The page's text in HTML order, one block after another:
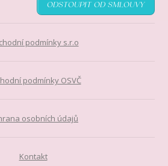
ODSTOUPIT OD SMLOUVY
podmínky s.r.o
podmínky OSVČ
osobních údajů
Kontakt